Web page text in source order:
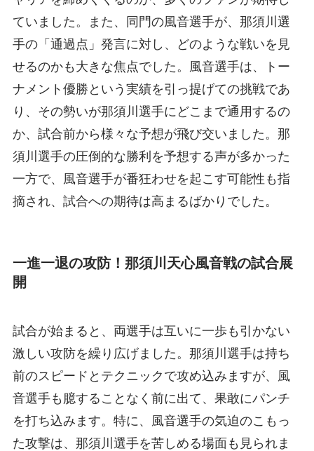
ていました。また、同門の風音選手が、那須川選
手の「通過点」発言に対し、どのような戦いを見
せるのかも大きな焦点でした。風音選手は、トー
ナメント優勝という実績を引っ提げての挑戦であ
り、その勢いが那須川選手にどこまで通用するの
か、試合前から様々な予想が飛び交いました。那
須川選手の圧倒的な勝利を予想する声が多かった
一方で、風音選手が番狂わせを起こす可能性も指
摘され、試合への期待は高まるばかりでした。
一進一退の攻防！那須川天心風音戦の試合展
開
試合が始まると、両選手は互いに一歩も引かない
激しい攻防を繰り広げました。那須川選手は持ち
前のスピードとテクニックで攻め込みますが、風
音選手も臆することなく前に出て、果敢にパンチ
を打ち込みます。特に、風音選手の気迫のこもっ
た攻撃は、那須川選手を苦しめる場面も見られま